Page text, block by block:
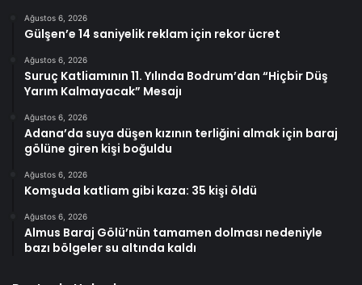
Ağustos 6, 2026
Gülşen’e 14 saniyelik reklam için rekor ücret
Ağustos 6, 2026
Suruç Katliamının 11. Yılında Bodrum’dan “Hiçbir Düş
Yarım Kalmayacak” Mesajı
Ağustos 6, 2026
Adana’da suya düşen kızının terliğini almak için baraj
gölüne giren kişi boğuldu
Ağustos 6, 2026
Komşuda katliam gibi kaza: 35 kişi öldü
Ağustos 6, 2026
Almus Baraj Gölü’nün tamamen dolması nedeniyle
bazı bölgeler su altında kaldı